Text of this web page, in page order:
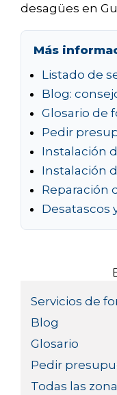
desagües en
Más
Listado de
Blog:
Glosario de
Pedir
Instalación
Instalación
Reparación
Desatascos
Servicios de
Blog
Glosario
Pedir
Todas las